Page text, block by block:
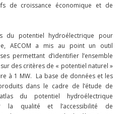
de croissance économique et de
du potentiel hydroélectrique pour
AECOM a mis au point un outil
permettant d’identifier l’ensemble
des critères de « potentiel naturel »
à 1 MW. La base de données et les
dans le cadre de l’étude de
du potentiel hydroélectrique
la qualité et l’accessibilité de